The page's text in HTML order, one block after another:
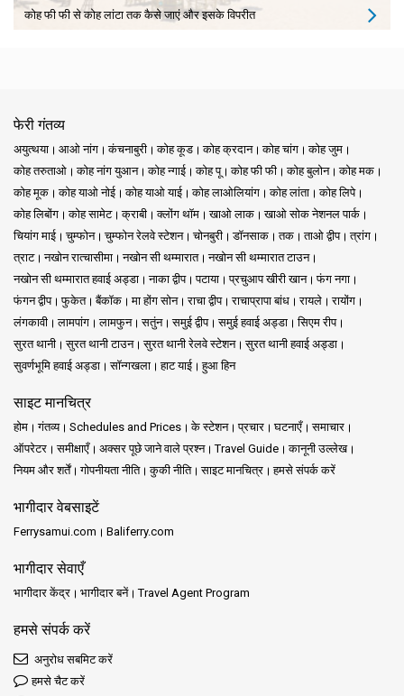
कोह फी फी से कोह लांटा तक कैसे जाएं और इसके विपरीत
फेरी गंतव्य
अयुत्थया आओ नांग कंचनाबुरी कोह कूड कोह क्रदान कोह चांग
कोह जुम
कोह तरुताओ
कोह नांग युआन कोह न्गाई कोह पू कोह फी फी कोह बुलोन
कोह मक
कोह मूक
कोह याओ नोई कोह याओ याई कोह लाओलियांग कोह लांता
कोह लिपे
कोह लिबोंग
कोह सामेट क्राबी क्लोंग थॉम खाओ लाक
खाओ सोक नेशनल पार्क
चियांग माई
चुम्फोन चुम्फोन रेलवे स्टेशन चोनबुरी डॉनसाक तक ताओ द्वीप
त्रांग
त्राट
नखोन रात्चासीमा नखोन सी थम्मारात
नखोन सी थम्मारात टाउन
नखोन सी थम्मारात हवाई अड्डा
नाका द्वीप पटाया प्रचुआप खीरी खान
फंग नगा
फंगन द्वीप
फुकेत बैंकॉक मा होंग सोन राचा द्वीप राचाप्रापा बांध रायले
रायोंग
लंगकावी
लामपांग लामफुन सतुंन समुई द्वीप समुई हवाई अड्डा
सिएम रीप
सुरत थानी
सुरत थानी टाउन सुरत थानी रेलवे स्टेशन
सुरत थानी हवाई अड्डा
सुवर्णभूमि हवाई अड्डा
सॉन्गखला हाट याई हुआ हिन
साइट मानचित्र
होम गंतव्य Schedules and Prices के स्टेशन प्रचार घटनाएँ
समाचार
ऑपरेटर
समीक्षाएँ अक्सर पूछे जाने वाले प्रश्न Travel Guide
कानूनी उल्लेख
नियम और शर्तें
गोपनीयता नीति कुकी नीति साइट मानचित्र हमसे संपर्क करें
भागीदार वेबसाइटें
Ferrysamui.com Baliferry.com
भागीदार सेवाएँ
भागीदार केंद्र भागीदार बनें Travel Agent Program
हमसे संपर्क करें
अनुरोध सबमिट करें
हमसे चैट करें